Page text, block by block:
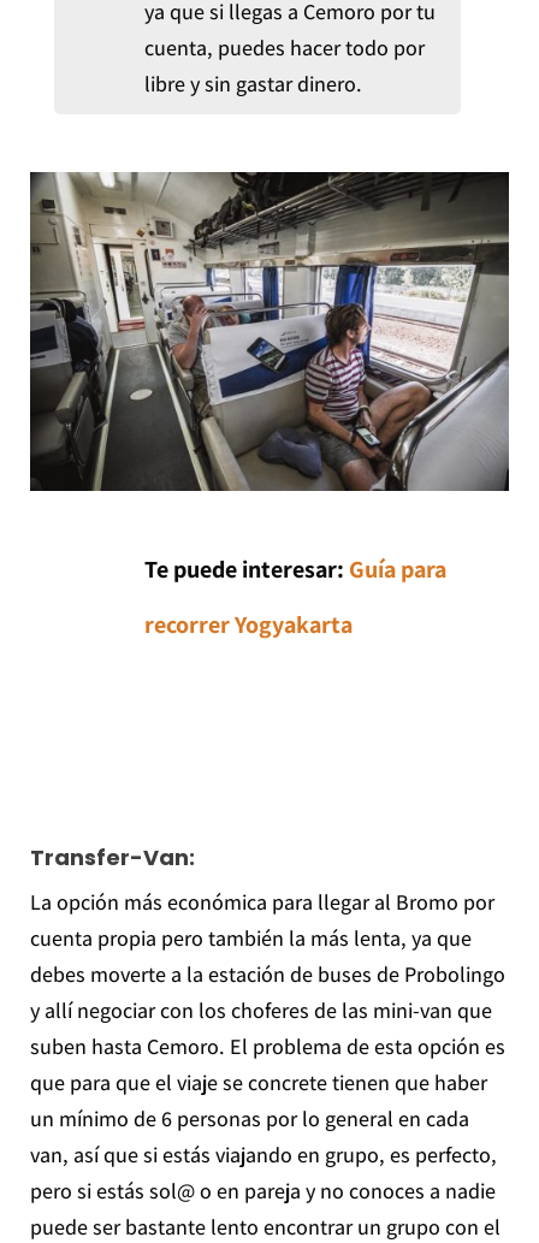
ya que si llegas a Cemoro por tu
cuenta, puedes hacer todo por
libre y sin gastar dinero.
Te puede interesar: Guía para
recorrer Yogyakarta
Transfer-Van:
La opción más económica para llegar al Bromo por
cuenta propia pero también la más lenta, ya que
debes moverte a la estación de buses de Probolingo
y allí negociar con los choferes de las mini-van que
suben hasta Cemoro. El problema de esta opción es
que para que el viaje se concrete tienen que haber
un mínimo de 6 personas por lo general en cada
van, así que si estás viajando en grupo, es perfecto,
pero si estás sol@ o en pareja y no conoces a nadie
puede ser bastante lento encontrar un grupo con el